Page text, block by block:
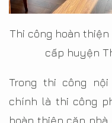
Thi công hoàn
cấp huyện
Trong thi công
chính là thi công
hoàn thiện căn